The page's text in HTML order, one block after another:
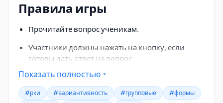
Правила игры
Прочитайте вопрос ученикам.
Участники должны нажать на кнопку, если
готовы дать ответ на вопрос.
Ответить на вопрос может тот участник,
который первым подаст звуковой сигнал.
Показать полностью
#рки #вариантивность #групповые
#формы